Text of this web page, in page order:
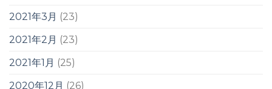
2021年3月 (23)
2021年2月 (23)
2021年1月 (25)
2020年12月 (26)